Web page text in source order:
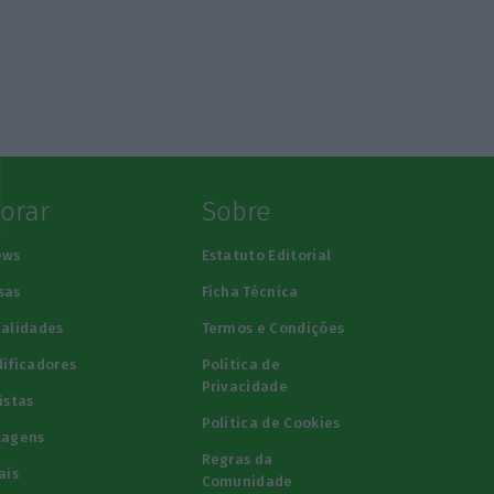
Sobre
Estatuto Editorial
Ficha Técnica
Termos e Condições
Política de
Privacidade
Política de Cookies
Regras da
Comunidade